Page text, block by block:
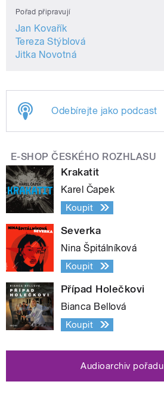
Pořad připravují
Jan Kovařík
Tereza Stýblová
Jitka Novotná
Odebírejte jako podcast
E-SHOP ČESKÉHO ROZHLASU
Krakatit
Karel Čapek
Koupit
Severka
Nina Špitálníková
Koupit
Případ Holečkovi
Bianca Bellová
Koupit
Audioarchiv pořadu